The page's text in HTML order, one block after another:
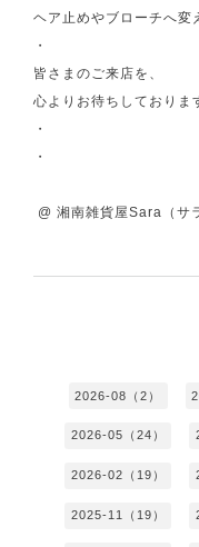
ヘア止めやブローチへ変
・
皆さまのご来店を、
心よりお待ちしておりま
・
・
@ 湘南雑貨屋Sara（サ
2026-08（2）
2026-05（24）
2026-02（19）
2025-11（19）